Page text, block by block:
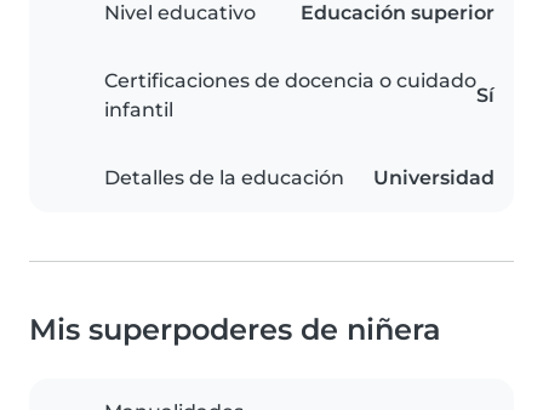
Nivel educativo Educación superior
Certificaciones de docencia o cuidado
infantil
Sí
Detalles de la educación Universidad
Mis superpoderes de niñera